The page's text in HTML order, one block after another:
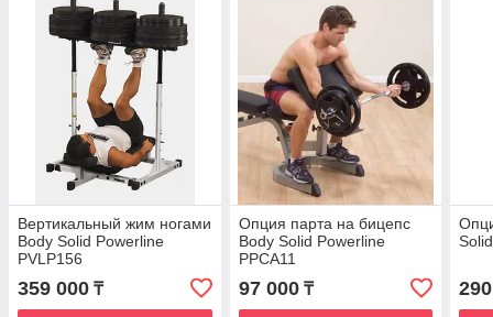
Вертикальный жим ногами
Body Solid Powerline
PVLP156
359 000 ₸
Опция парта на бицепс
Body Solid Powerline
PPCA11
97 000₸